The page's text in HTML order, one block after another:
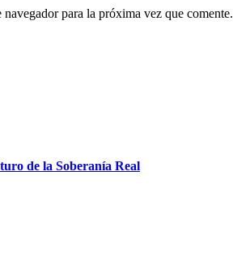
para la próxima vez que comente.
de la Soberanía Real